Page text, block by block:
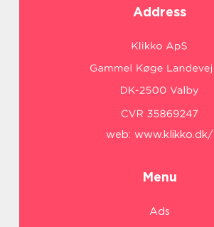
Address
web: www.klikko.dk/
Menu
Ads